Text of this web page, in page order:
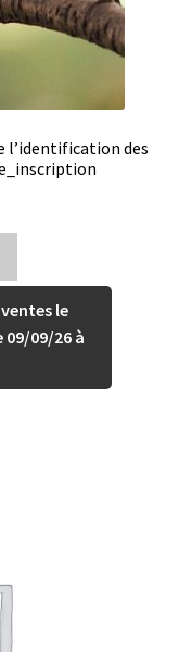
l’identification des
le
09/09/26 à